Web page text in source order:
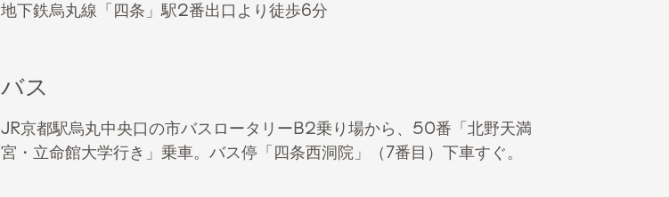
地下鉄烏丸線「四条」駅2番出口より徒歩6分
バス
JR京都駅烏丸中央口の市バスロータリーB2乗り場から、50番「北野天満
宮・立命館大学行き」乗車。バス停「四条西洞院」（7番目）下車すぐ。